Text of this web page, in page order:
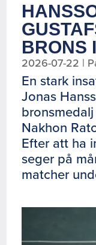
BRONS
2026-07-22 |
En stark
Jonas
Nakhon
Efter att ha
seger på
matcher